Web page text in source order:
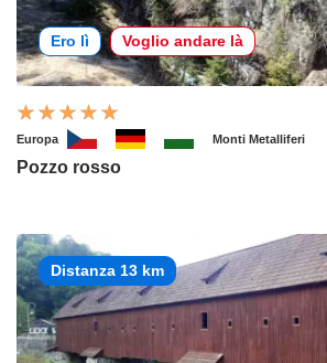
Ero lì Voglio andare là
Europa Monti Metalliferi
Pozzo rosso
Distanza 13 km